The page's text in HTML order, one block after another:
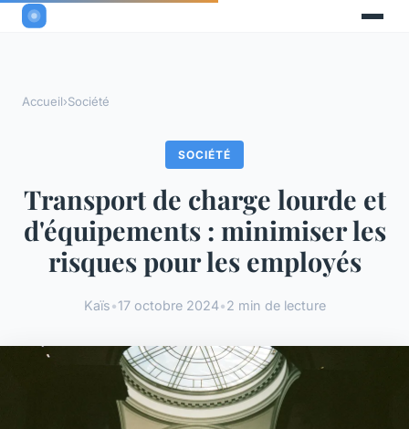
Accueil›Société
SOCIÉTÉ
Transport de charge lourde et
d'équipements : minimiser les
risques pour les employés
Kaïs•17 octobre 2024•2 min de lecture